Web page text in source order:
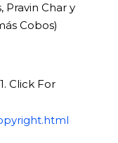
Pravin Char y
Cobos)
Click For